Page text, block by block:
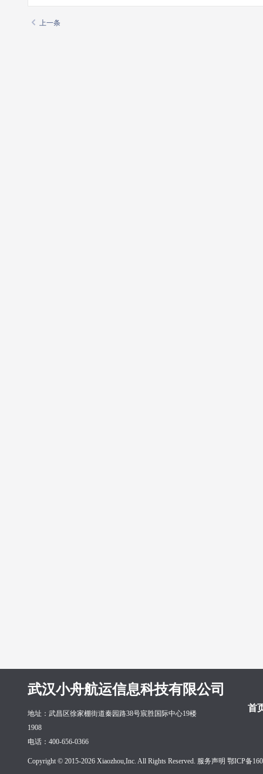
上一条
武汉小舟航运信息科技有限公司
首
地址：武昌区徐家棚街道秦园路38号宸胜国际中心19楼
1908
电话：400-656-0366
Copyright © 2015-2026 Xiaozhou,Inc. All Rights Reserved. 服务声明 鄂ICP备